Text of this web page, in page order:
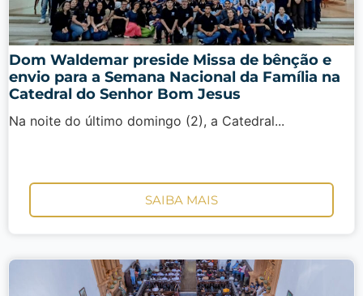
Dom Waldemar preside Missa de bênção e
envio para a Semana Nacional da Família na
Catedral do Senhor Bom Jesus
Na noite do último domingo (2), a Catedral...
SAIBA MAIS